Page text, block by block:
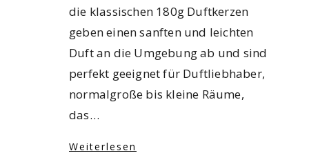
die klassischen 180g Duftkerzen
geben einen sanften und leichten
Duft an die Umgebung ab und sind
perfekt geeignet für Duftliebhaber,
normalgroße bis kleine Räume,
das…
Weiterlesen